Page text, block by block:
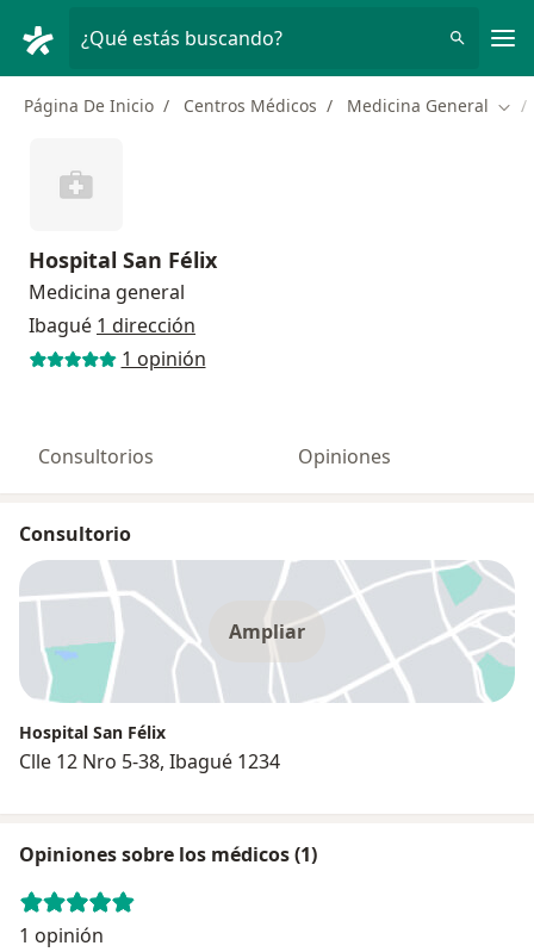
¿Qué estás buscando?
Página De Inicio Centros Médicos Medicina General
Hospital San Félix
Medicina general
Ibagué 1 dirección
1 opinión
Consultorios Opiniones
Consultorio
Ampliar
Hospital San Félix
Clle 12 Nro 5-38, Ibagué 1234
Opiniones sobre los médicos (1)
1 opinión